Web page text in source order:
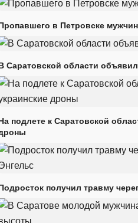
в Петровске
Саратовской области
подлете к Саратовской
получил травму